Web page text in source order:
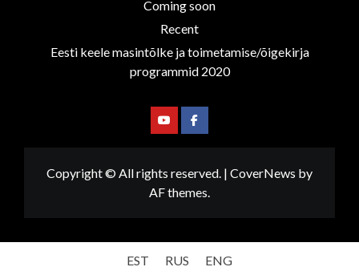
Coming soon
Recent
Eesti keele masintõlke ja toimetamise/õigekirja
programmid 2020
YoutubeFacebook
Copyright © All rights reserved. | CoverNews by
AF themes.
EST RUS ENG